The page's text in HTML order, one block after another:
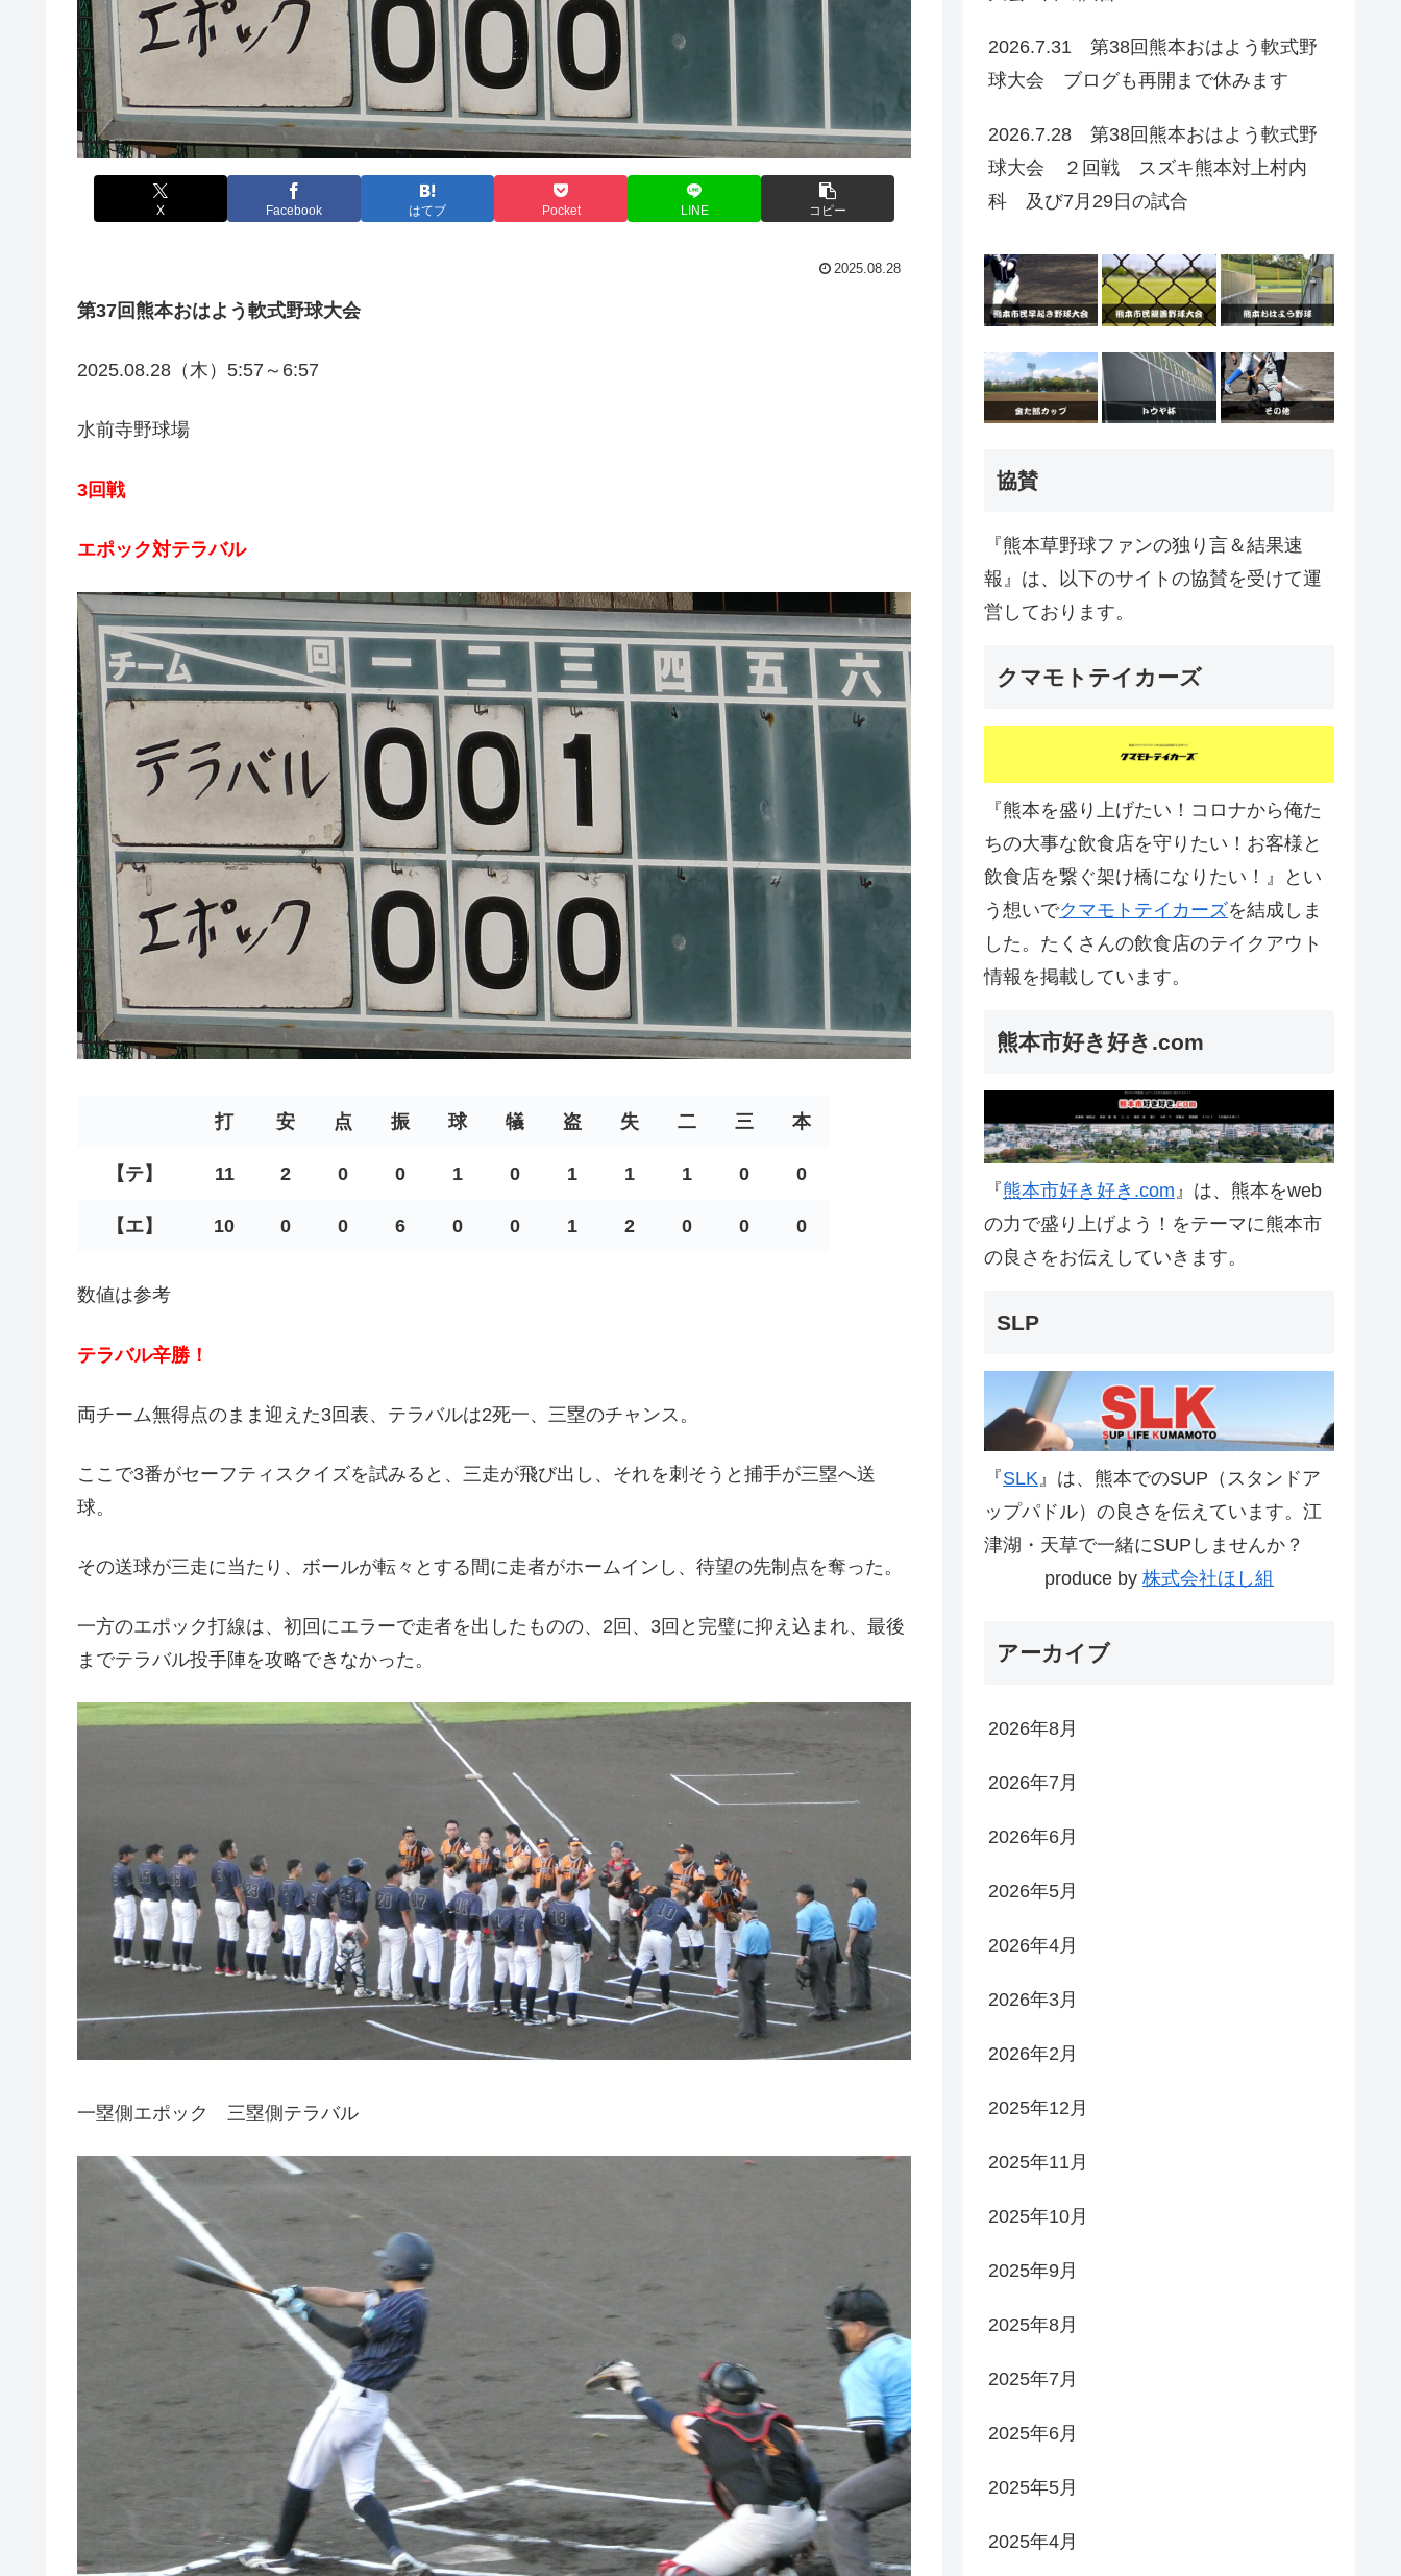
X Facebook はてブ Pocket LINE コピー
2025.08.28
第37回熊本おはよう軟式野球大会
2025.08.28（木）5:57～6:57
水前寺野球場
3回戦
エポック対テラバル
打 安 点 振 球 犠 盗 失 二 三 本
【テ】 11 2 0 0 1 0 1 1 1 0 0
【エ】 10 0 0 6 0 0 1 2 0 0 0
数値は参考
テラバル辛勝！
両チーム無得点のまま迎えた3回表、テラバルは2死一、三塁のチャンス。
ここで3番がセーフティスクイズを試みると、三走が飛び出し、それを刺そうと捕手が三塁へ送
球。
その送球が三走に当たり、ボールが転々とする間に走者がホームインし、待望の先制点を奪った。
一方のエポック打線は、初回にエラーで走者を出したものの、2回、3回と完璧に抑え込まれ、最後
までテラバル投手陣を攻略できなかった。
一塁側エポック 三塁側テラバル
2026.7.31 第38回熊本おはよう軟式野
球大会 ブログも再開まで休みます
2026.7.28 第38回熊本おはよう軟式野
球大会 ２回戦 スズキ熊本対上村内
科 及び7月29日の試合
協賛
『熊本草野球ファンの独り言＆結果速
報』は、以下のサイトの協賛を受けて運
営しております。
クマモトテイカーズ
『熊本を盛り上げたい！コロナから俺た
ちの大事な飲食店を守りたい！お客様と
飲食店を繋ぐ架け橋になりたい！』とい
う想いでクマモトテイカーズを結成しま
した。たくさんの飲食店のテイクアウト
情報を掲載しています。
熊本市好き好き.com
『熊本市好き好き.com 』は、熊本をweb
の力で盛り上げよう！をテーマに熊本市
の良さをお伝えしていきます。
SLP
『SLK 』は、熊本でのSUP（スタンドア
ップパドル）の良さを伝えています。江
津湖・天草で一緒にSUPしませんか？
produce by 株式会社ほし組
アーカイブ
2026年8月
2026年7月
2026年6月
2026年5月
2026年4月
2026年3月
2026年2月
2025年12月
2025年11月
2025年10月
2025年9月
2025年8月
2025年7月
2025年6月
2025年5月
2025年4月